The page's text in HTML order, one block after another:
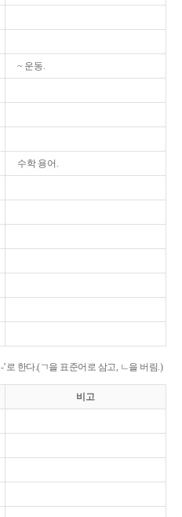
~ 운동.
수학 용어.
로 한다.(ㄱ을 표준어로 삼고, ㄴ을 버림.)
비고